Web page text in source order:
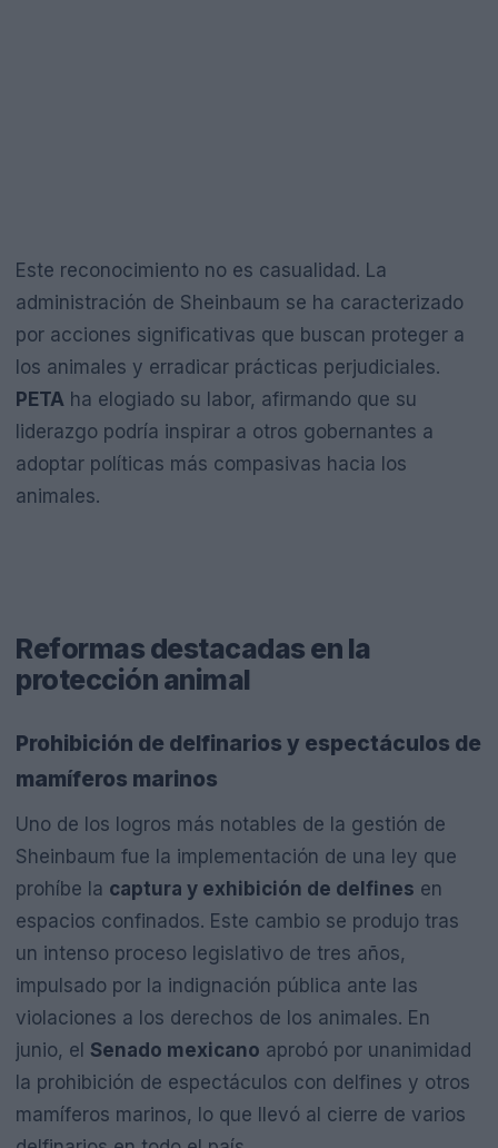
Este reconocimiento no es casualidad. La
administración de Sheinbaum se ha caracterizado
por acciones significativas que buscan proteger a
los animales y erradicar prácticas perjudiciales.
PETA ha elogiado su labor, afirmando que su
liderazgo podría inspirar a otros gobernantes a
adoptar políticas más compasivas hacia los
animales.
Reformas destacadas en la
protección animal
Prohibición de delfinarios y espectáculos de
mamíferos marinos
Uno de los logros más notables de la gestión de
Sheinbaum fue la implementación de una ley que
prohíbe la captura y exhibición de delfines en
espacios confinados. Este cambio se produjo tras
un intenso proceso legislativo de tres años,
impulsado por la indignación pública ante las
violaciones a los derechos de los animales. En
junio, el Senado mexicano aprobó por unanimidad
la prohibición de espectáculos con delfines y otros
mamíferos marinos, lo que llevó al cierre de varios